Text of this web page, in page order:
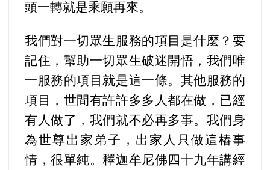
頭一轉就是乘願再來。
我們對一切眾生服務的項目是什麼？要
記住，幫助一切眾生破迷開悟，我們唯
一服務的項目就是這一條。其他服務的
項目，世間有許許多多人都在做，已經
有人做了，我們就不必再多事。我們身
為世尊出家弟子，出家人只做這樁事
情，很單純。釋迦牟尼佛四十九年講經